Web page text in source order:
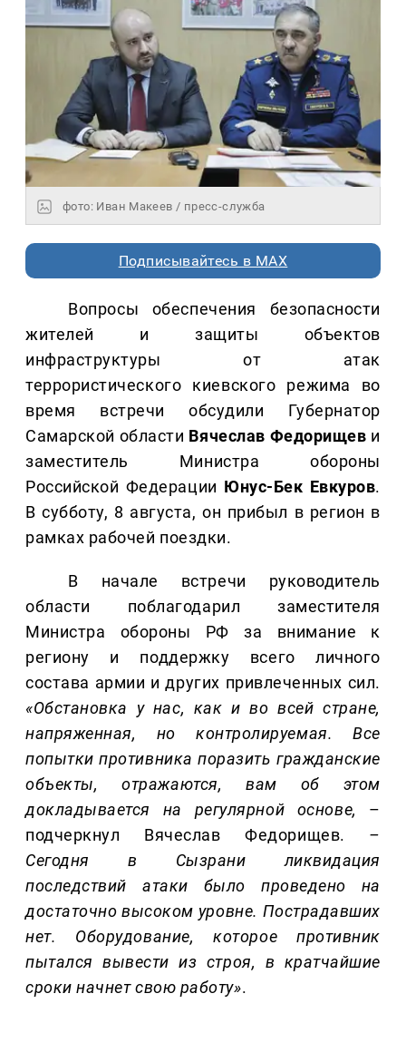
фото: Иван Макеев / пресс-служба
Подписывайтесь в MAX
Вопросы обеспечения безопасности
жителей и защиты объектов
инфраструктуры от атак
террористического киевского режима во
время встречи обсудили Губернатор
Самарской области Вячеслав Федорищев и
заместитель Министра обороны
Российской Федерации Юнус-Бек Евкуров.
В субботу, 8 августа, он прибыл в регион в
рамках рабочей поездки.
В начале встречи руководитель
области поблагодарил заместителя
Министра обороны РФ за внимание к
региону и поддержку всего личного
состава армии и других привлеченных сил.
«Обстановка у нас, как и во всей стране,
напряженная, но контролируемая. Все
попытки противника поразить гражданские
объекты, отражаются, вам об этом
докладывается на регулярной основе,
–
подчеркнул Вячеслав Федорищев. –
Сегодня в Сызрани ликвидация
последствий атаки было проведено на
достаточно высоком уровне. Пострадавших
нет. Оборудование, которое противник
пытался вывести из строя, в кратчайшие
сроки начнет свою работу».